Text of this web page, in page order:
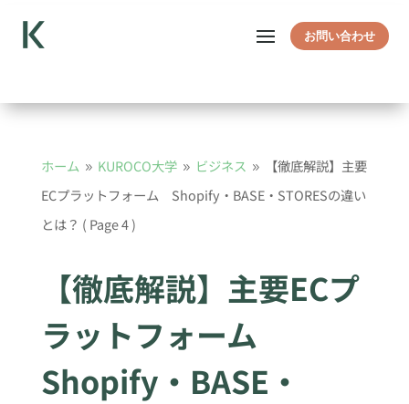
お問い合わせ
ホーム 9 KUROCO大学 9 ビジネス 9
【徹底解説】主要
ECプラットフォーム Shopify・BASE・STORESの違い
とは？ ( Page 4 )
【徹底解説】主要ECプ
ラットフォーム
Shopify・BASE・